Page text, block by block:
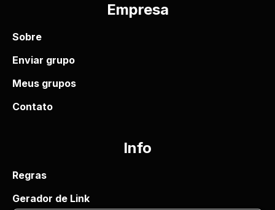
Empresa
Sobre
Enviar grupo
Meus grupos
Contato
Info
Regras
Gerador de Link